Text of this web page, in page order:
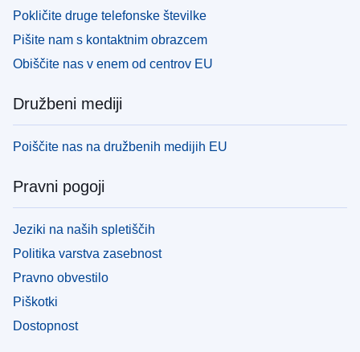
Pokličite druge telefonske številke
Pišite nam s kontaktnim obrazcem
Obiščite nas v enem od centrov EU
Družbeni mediji
Poiščite nas na družbenih medijih EU
Pravni pogoji
Jeziki na naših spletiščih
Politika varstva zasebnost
Pravno obvestilo
Piškotki
Dostopnost